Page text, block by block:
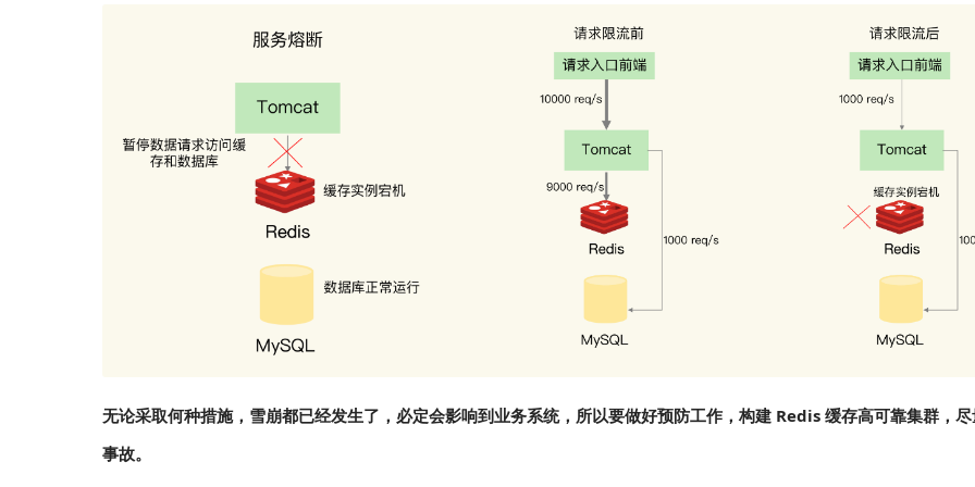
无论采取何种措施，雪崩都已经发生了，必定会影响到业务系统，所以要做好预防工作，构建 Redis 缓存高可靠集群，
事故。